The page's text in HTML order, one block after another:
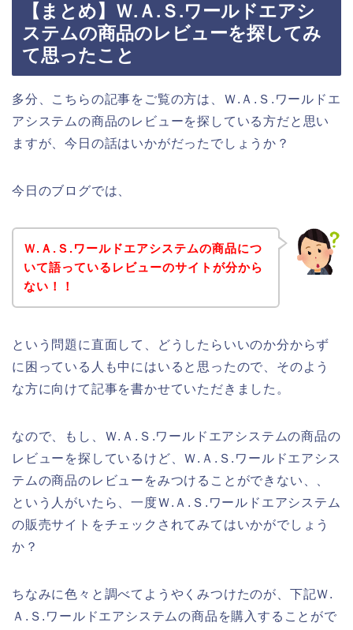
【まとめ】Ｗ.Ａ.Ｓ.ワールドエアシ
ステムの商品のレビューを探してみ
て思ったこと
多分、こちらの記事をご覧の方は、Ｗ.Ａ.Ｓ.ワールドエ
アシステムの商品のレビューを探している方だと思い
ますが、今日の話はいかがだったでしょうか？
今日のブログでは、
Ｗ.Ａ.Ｓ.ワールドエアシステムの商品につ
いて語っているレビューのサイトが分から
ない！！
という問題に直面して、どうしたらいいのか分からず
に困っている人も中にはいると思ったので、そのよう
な方に向けて記事を書かせていただきました。
なので、もし、Ｗ.Ａ.Ｓ.ワールドエアシステムの商品の
レビューを探しているけど、Ｗ.Ａ.Ｓ.ワールドエアシス
テムの商品のレビューをみつけることができない、、
という人がいたら、一度Ｗ.Ａ.Ｓ.ワールドエアシステム
の販売サイトをチェックされてみてはいかがでしょう
か？
ちなみに色々と調べてようやくみつけたのが、下記Ｗ.
Ａ.Ｓ.ワールドエアシステムの商品を購入することがで